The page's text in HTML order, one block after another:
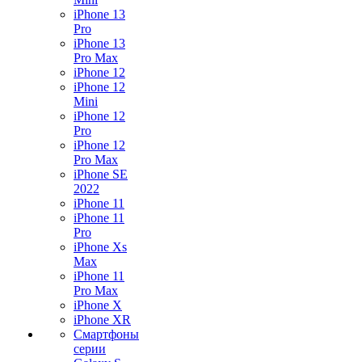
iPhone 13
Pro
iPhone 13
Pro Max
iPhone 12
iPhone 12
Mini
iPhone 12
Pro
iPhone 12
Pro Max
iPhone SE
2022
iPhone 11
iPhone 11
Pro
iPhone Xs
Max
iPhone 11
Pro Max
iPhone X
iPhone XR
Смартфоны
серии